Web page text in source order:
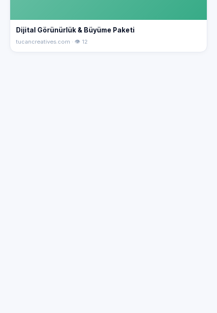
Dijital Görünürlük & Büyüme Paketi
tucancreatives.com · 👁 12